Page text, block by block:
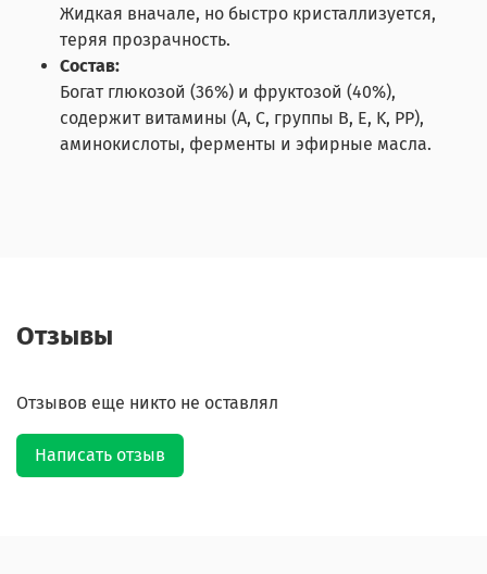
Жидкая вначале, но быстро кристаллизуется,
теряя прозрачность.
Состав:
Богат глюкозой (36%) и фруктозой (40%),
содержит витамины (A, C, группы B, E, K, PP),
аминокислоты, ферменты и эфирные масла.
Отзывы
Отзывов еще никто не оставлял
Написать отзыв